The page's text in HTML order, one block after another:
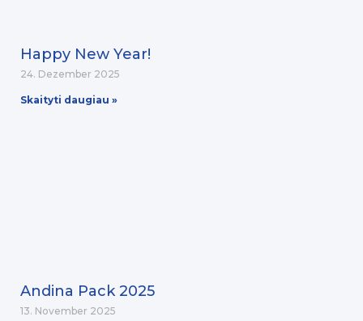
Happy New Year!
24. Dezember 2025
Skaityti daugiau »
Andina Pack 2025
13. November 2025